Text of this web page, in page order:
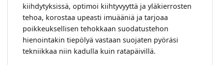
kiihdytyksissä, optimoi kiihtyvyyttä ja yläkierrosten
tehoa, korostaa upeasti imuääniä ja tarjoaa
poikkeuksellisen tehokkaan suodatustehon
hienointakin tiepölyä vastaan suojaten pyöräsi
tekniikkaa niin kadulla kuin ratapäivillä.